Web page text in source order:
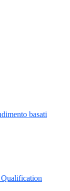
basati